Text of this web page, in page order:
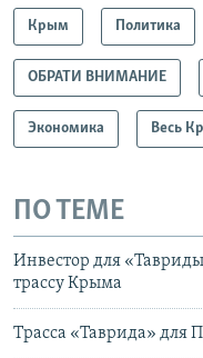
Крым Политика
ОБРАТИ ВНИМАНИЕ
Экономика Весь
ПО ТЕМЕ
Инвестор для
трассу Крыма
Трасса «Таврида» для